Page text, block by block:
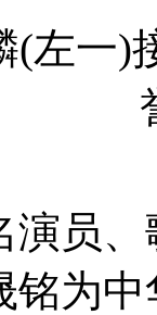
(左一)
员
铭为